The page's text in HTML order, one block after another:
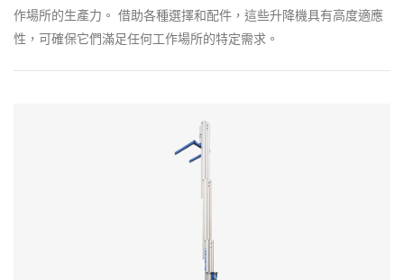
作場所的生產力。 借助各種選擇和配件，這些升降機具有高度適應
性，可確保它們滿足任何工作場所的特定需求。